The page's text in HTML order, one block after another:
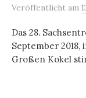
Veröffentlicht am
Das 28.
September
Großen Kokel